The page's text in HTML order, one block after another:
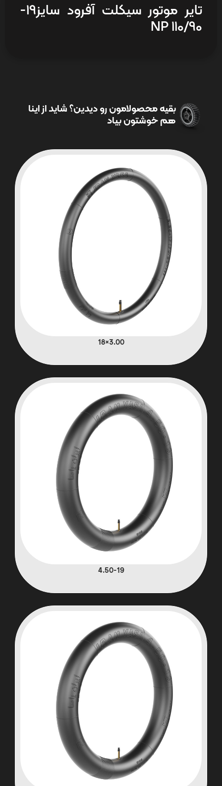
تایر موتور سیکلت آفرود سایز19-
110/90 NP
بقیه محصولامون رو دیدین؟ شاید از اینا
هم خوشتون بیاد
3.00×18
4.50-19